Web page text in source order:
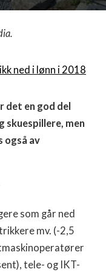
ned i lønn i 2018
det en god del
skuespillere, men
også av
som går ned
mv. (-2,5
tele- og IKT-